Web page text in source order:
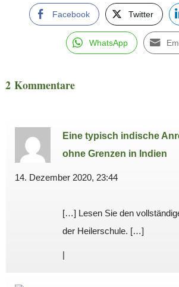
Facebook Twitter
WhatsApp
2 Kommentare
Eine typisch indische
ohne Grenzen in Indien
14. Dezember 2020, 23:44
[…] Lesen Sie den
der Heilerschule. […]
|